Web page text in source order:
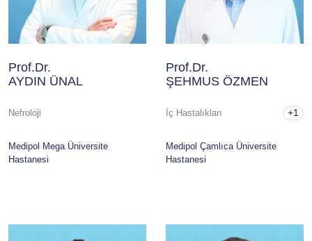
Prof.Dr.
AYDIN ÜNAL
Nefroloji
Medipol Mega Üniversite
Hastanesi
Prof.Dr.
ŞEHMUS ÖZMEN
İç Hastalıkları +1
Medipol Çamlıca Üniversite
Hastanesi